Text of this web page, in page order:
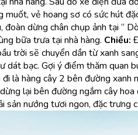
vẻ hoang sơ có sức hút
dừng chân chụp ảnh tại “
bữa trưa tại nhà hàng. Chiều:
trời sẽ chuyển dần từ xanh
bạc. Gợi ý điểm thăm quan
là hàng cây 2 bên đường
lại bên đường ngắm cây
sản nướng tươi ngon, đặc trưng